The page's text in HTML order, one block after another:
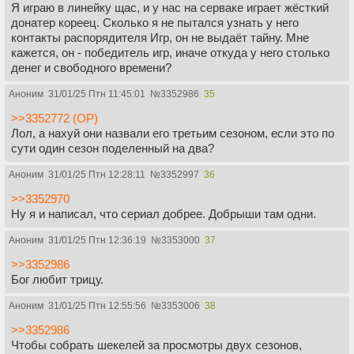
Я играю в линейку щас, и у нас на серваке играет жёсткий
донатер кореец. Сколько я не пытался узнать у него
контакты распорядителя Игр, он не выдаёт тайну. Мне
кажется, он - победитель игр, иначе откуда у него столько
денег и свободного времени?
Аноним 31/01/25 Птн 11:45:01 №3352986 35
>>3352772 (OP)
Лол, а нахуй они назвали его третьим сезоном, если это по
сути один сезон поделенный на два?
Аноним 31/01/25 Птн 12:28:11 №3352997 36
>>3352970
Ну я и написал, что сериал добрее. Добрыши там одни.
Аноним 31/01/25 Птн 12:36:19 №3353000 37
>>3352986
Бог любит трицу.
Аноним 31/01/25 Птн 12:55:56 №3353006 38
>>3352986
Чтобы собрать шекелей за просмотры двух сезонов,